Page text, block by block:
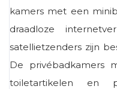
kamers met een
draadloze
satellietzenders zijn
De privébadkamers
toiletartikelen en